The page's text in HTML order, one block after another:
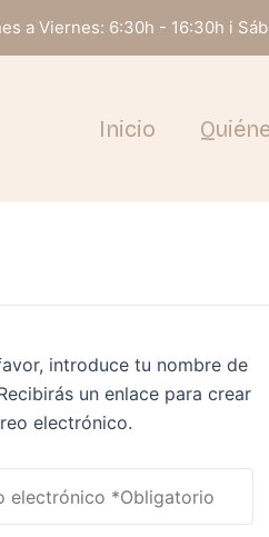
a Viernes: 6:30h - 16:30h i
Inicio
introduce tu nombre de
un enlace para crear
electrónico.